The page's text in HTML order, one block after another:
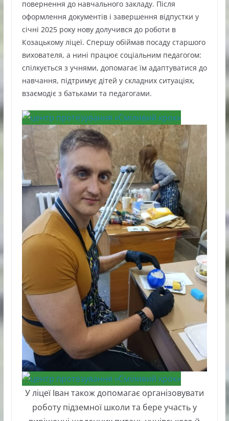
повернення до навчального закладу. Після
оформлення документів і завершення відпустки у
січні 2025 року нову долучився до роботи в
Козацькому ліцеї. Спершу обіймав посаду старшого
вихователя, а нині працює соціальним педагогом:
спілкується з учнями, допомагає їм адаптуватися до
навчання, підтримує дітей у складних ситуаціях,
взаємодіє з батьками та педагогами.
У ліцеї Іван також допомагає організовувати
роботу підземної школи та бере участь у